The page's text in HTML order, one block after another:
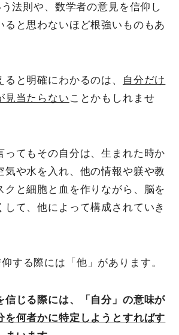
う法則や、数学者の意見を信仰し
ると思わないほど根強いものもあ
と明確にわかるのは、
自分だけ
見当たらない ことかもしれませ
ってもその自分は、生まれた時か
気や水を入れ、他の情報や躾や教
クと細胞と血を作りながら、脳を
して、他によって構成されていき
する際には「他」があります。
信じる際には、「自分」の意味が
を何者かに特定しようとすればす